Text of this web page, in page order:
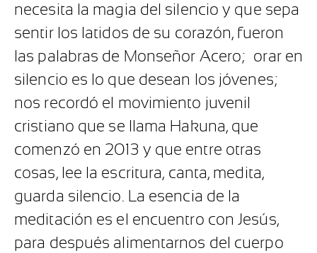
necesita la magia del silencio y que sepa
sentir los latidos de su corazón, fueron
las palabras de Monseñor Acero; orar en
silencio es lo que desean los jóvenes;
nos recordó el movimiento juvenil
cristiano que se llama Hakuna, que
comenzó en 2013 y que entre otras
cosas, lee la escritura, canta, medita,
guarda silencio. La esencia de la
meditación es el encuentro con Jesús,
para después alimentarnos del cuerpo